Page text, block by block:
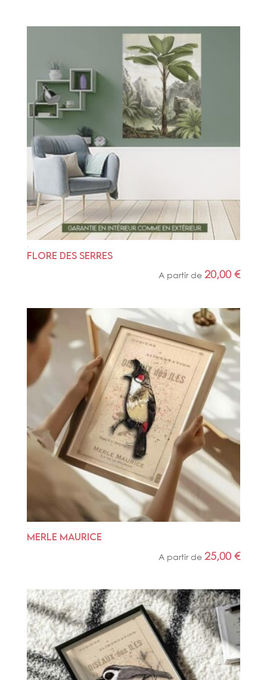
FLORE DES SERRES
A partir de20,00€
MERLE MAURICE
A partir de25,00€